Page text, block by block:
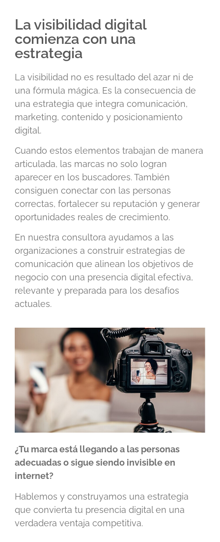
La visibilidad digital
comienza con una
estrategia
La visibilidad no es resultado del azar ni de
una fórmula mágica. Es la consecuencia de
una estrategia que integra comunicación,
marketing, contenido y posicionamiento
digital.
Cuando estos elementos trabajan de manera
articulada, las marcas no solo logran
aparecer en los buscadores. También
consiguen conectar con las personas
correctas, fortalecer su reputación y generar
oportunidades reales de crecimiento.
En nuestra consultora ayudamos a las
organizaciones a construir estrategias de
comunicación que alinean los objetivos de
negocio con una presencia digital efectiva,
relevante y preparada para los desafíos
actuales.
¿Tu marca está llegando a las personas
adecuadas o sigue siendo invisible en
internet?
Hablemos y construyamos una estrategia
que convierta tu presencia digital en una
verdadera ventaja competitiva.